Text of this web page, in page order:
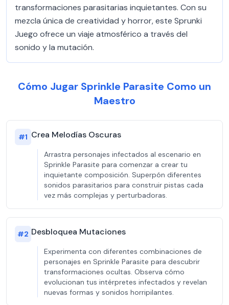
transformaciones parasitarias inquietantes. Con su
mezcla única de creatividad y horror, este Sprunki
Juego ofrece un viaje atmosférico a través del
sonido y la mutación.
Cómo Jugar Sprinkle Parasite Como un
Maestro
#1 Crea Melodías Oscuras
Arrastra personajes infectados al escenario en
Sprinkle Parasite para comenzar a crear tu
inquietante composición. Superpón diferentes
sonidos parasitarios para construir pistas cada
vez más complejas y perturbadoras.
#2 Desbloquea Mutaciones
Experimenta con diferentes combinaciones de
personajes en Sprinkle Parasite para descubrir
transformaciones ocultas. Observa cómo
evolucionan tus intérpretes infectados y revelan
nuevas formas y sonidos horripilantes.